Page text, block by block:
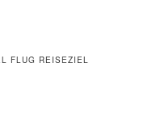
FLUG REISEZIEL